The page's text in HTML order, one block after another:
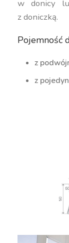
w donicy
z doniczką.
Pojemność
z
z